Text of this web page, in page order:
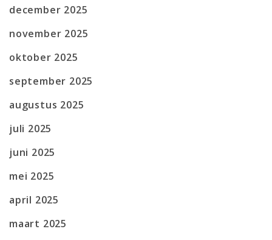
december 2025
november 2025
oktober 2025
september 2025
augustus 2025
juli 2025
juni 2025
mei 2025
april 2025
maart 2025